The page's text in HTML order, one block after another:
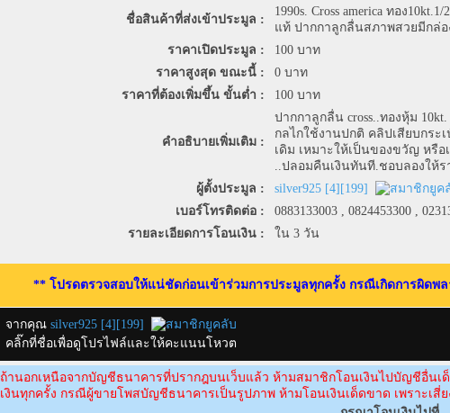
ชื่อสินค้าที่ส่งเข้าประมูล :
1990s. Cross america ทอง
แท้ ปากกาลูกลื่นสภาพสวยมีกล่อ
ราคาเปิดประมูล :
100 บาท
ราคาสูงสุด ขณะนี้ :
0 บาท
ราคาที่ต้องเพิ่มขึ้น ขั้นต่ำ :
100 บาท
คำอธิบายเพิ่มเติม :
ปากกาลูกลื่น cross..ทองหุ้ม
กลไกใช้งานปกติ คลิปเสียบกระ
เดิม เหมาะให้เป็นของขวัญ หรือ
..ปลอมคืนเงินทันที.ชอบลองให้ร
ผู้ตั้งประมูล :
silver925 [4][199]
เบอร์โทรติดต่อ :
0883133003 , 0824453300 ,
รายละเอียดการโอนเงิน :
ใน 3 วัน
** โปรดตรวจสอบให้แน่ชัดก่อนเข้าร่วมการประมูลทุกครั้ง กรณีเกิดการผิดพ
จากคุณ silver925 [4][199]
คลิ๊กที่ชื่อเพื่อดูโปรไฟล์และให้คะแนนโหวต
ถ้านอกเหนือจากบัญชีธนาคารที่ปรากฎบนเว็บแล้ว ห้ามสมาชิกโอนเงินไปบัญชีอื่น
เงินทุกครั้ง กรณีผู้ขายโพสบัญชีธนาคารเป็นรูปภาพ ห้ามโอนเงินเด็ดขาด เพราะเสี่ย